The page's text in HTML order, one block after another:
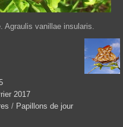
Agraulis vanillae insularis.
2017
/ Papillons de jour